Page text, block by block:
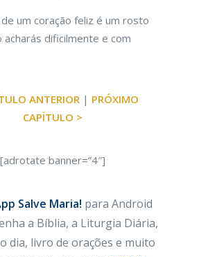
um coração feliz é um rosto
acharás dificilmente e com
ANTERIOR | PRÓXIMO
CAPÍTULO >
[adrotate banner=”4″]
Salve Maria! para Android
a Bíblia, a Liturgia Diária,
dia, livro de orações e muito